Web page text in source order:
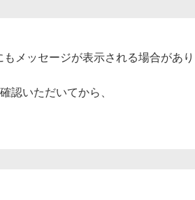
メッセージが表示される場合があ
認いただいてから、